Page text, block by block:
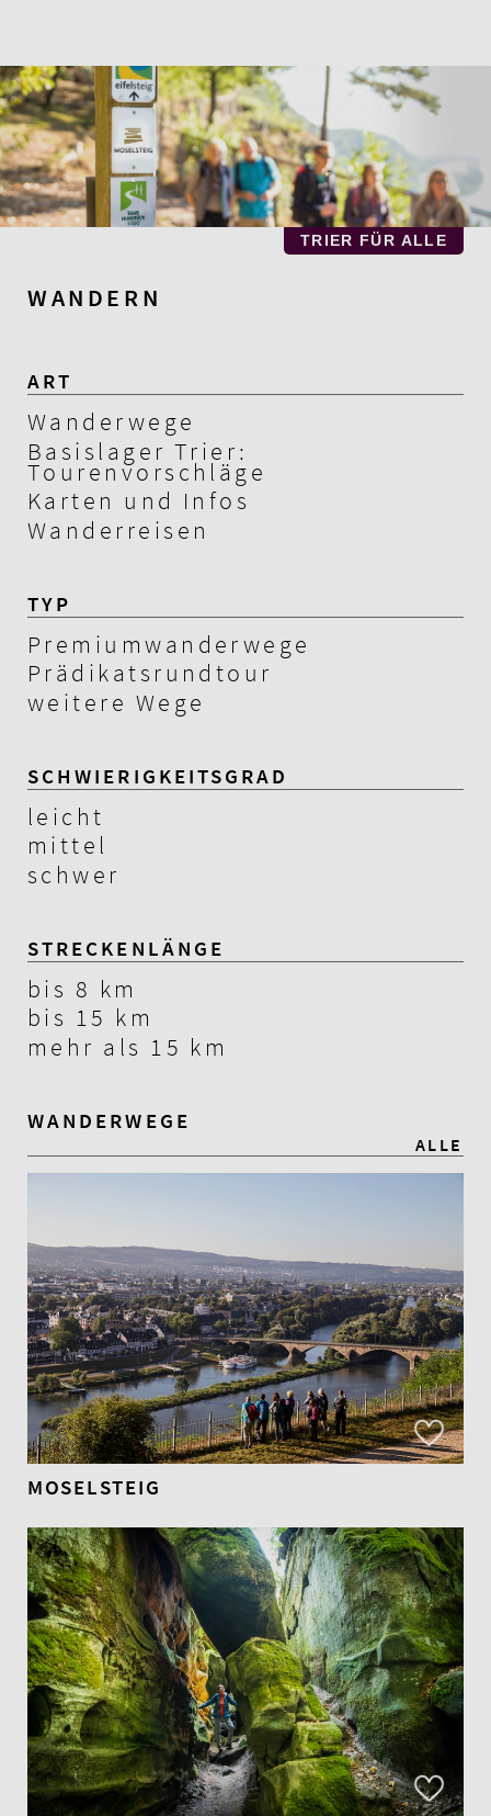
TRIER FÜR ALLE
WANDERN
ART
Wanderwege
Basislager Trier:
Tourenvorschläge
Karten und Infos
Wanderreisen
TYP
Premiumwanderwege
Prädikatsrundtour
weitere Wege
SCHWIERIGKEITSGRAD
leicht
mittel
schwer
STRECKENLÄNGE
bis 8 km
bis 15 km
mehr als 15 km
WANDERWEGE
ALLE
MOSELSTEIG